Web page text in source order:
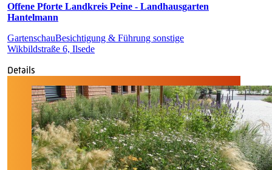
Offene Pforte Landkreis Peine - Landhausgarten
Hantelmann
GartenschauBesichtigung & Führung sonstige
Wikbildstraße 6, Ilsede
Details